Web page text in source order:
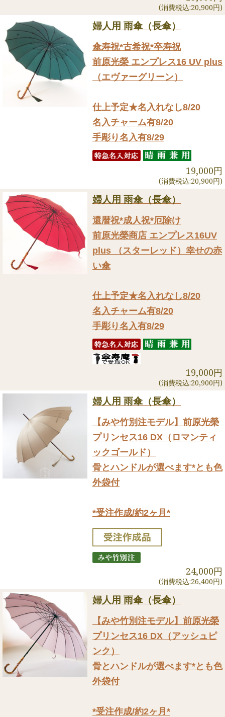
(消費税込:20,900円)
婦人用 雨傘（長傘）
傘寿祝*古希祝*卒寿祝
前原光榮 エンプレス16 UV plus
（エヴァーグリーン）
仕上予定★名入れなし8/20
名入チャーム有8/20
手彫り名入有8/29
19,000円
(消費税込:20,900円)
婦人用 雨傘（長傘）
還暦祝*成人祝*厄除け
前原光榮商店 エンプレス16UV
plus （スターレッド）幸せの赤
い傘
仕上予定★名入れなし8/20
名入チャーム有8/20
手彫り名入有8/29
19,000円
(消費税込:20,900円)
婦人用 雨傘（長傘）
【みや竹別注モデル】前原光榮
プリンセス16 DX（ロマンティ
ックゴールド）
骨とハンドルが選べます*とも色
外袋付
*受注作成/約2ヶ月*
24,000円
(消費税込:26,400円)
婦人用 雨傘（長傘）
【みや竹別注モデル】前原光榮
プリンセス16 DX（アッシュピ
ンク）
骨とハンドルが選べます*とも色
外袋付
*受注作成/約2ヶ月*